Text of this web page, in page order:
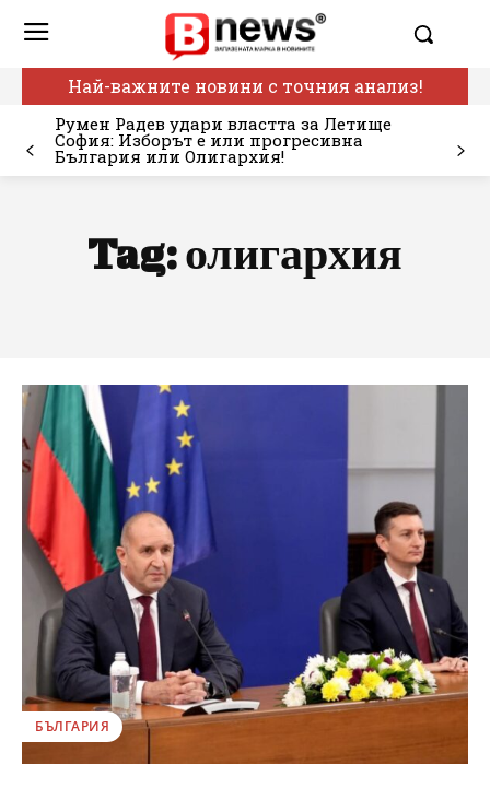
Най-важните новини с точния анализ!
Румен Радев удари властта за Летище
София: Изборът е или прогресивна
България или Олигархия!
Tag:олигархия
БЪЛГАРИЯ